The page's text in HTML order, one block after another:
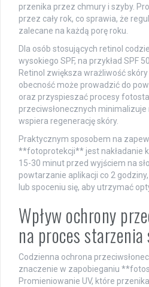
przenika przez chmury i szyby.
przez cały rok, co sprawia, że
zalecane na każdą porę roku.
Dla osób stosujących retinol
wysokiego SPF, na przykład SPF
Retinol zwiększa wrażliwość skóry
obecność może prowadzić do
oraz przyspieszać procesy
przeciwsłonecznych
wspiera regenerację skóry.
Praktycznym sposobem na
**fotoprotekcji** jest nakładanie
15-30 minut przed wyjściem na
powtarzanie aplikacji co 2
lub spoceniu się, aby utrzymać
Wpływ ochrony
na proces
Codzienna ochrona
znaczenie w zapobieganiu
Promieniowanie UV, które